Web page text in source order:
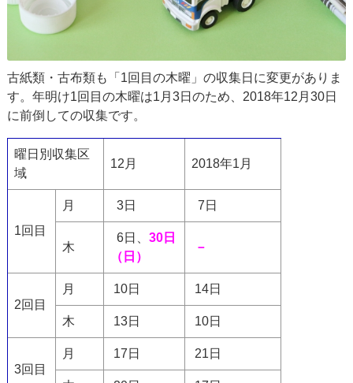
古紙類・古布類も「1回目の木曜」の収集日に変更がありま
す。年明け1回目の木曜は1月3日のため、2018年12月30日
に前倒しての収集です。
曜日別収集区
域
12月 2018年1月
1回目
月 3日 7日
木
6日、30日
（日）
－
2回目
月 10日 14日
木 13日 10日
3回目
月 17日 21日